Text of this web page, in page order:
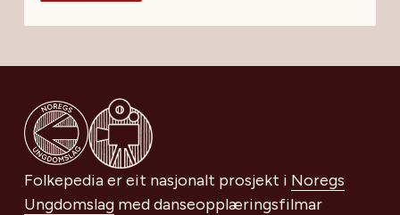
Gå til Noregs Ungdomslag
Folkepedia er eit nasjonalt prosjekt i Noregs
Ungdomslag med danseopplæringsfilmar